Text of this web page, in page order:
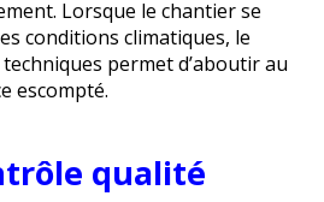
Lorsque le chantier se
conditions climatiques, le
permet d’aboutir au
escompté.
qualité